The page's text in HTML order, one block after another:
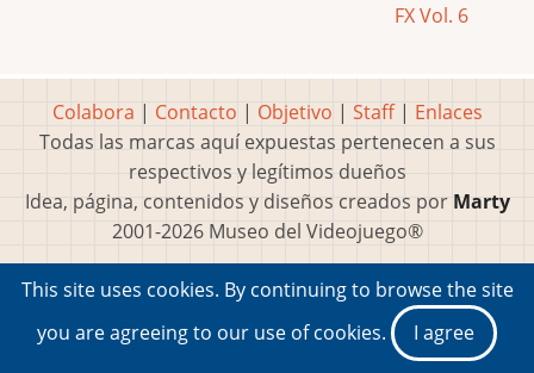
FX Vol. 6
Colabora | Contacto | Objetivo | Staff| Enlaces
Todas las marcas aquí expuestas pertenecen a sus
respectivos y legítimos dueños
Idea, página, contenidos y diseños creados por Marty
2001-2026 Museo del Videojuego®
This site uses cookies. By continuing to browse the site
you are agreeing to our use of cookies.
I agree